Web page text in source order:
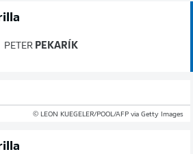
PETER PEKARÍK
© LEON KUEGELER/POOL/AFP via Getty Images